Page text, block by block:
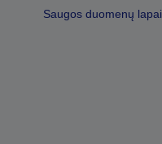
Saugos duomenų lapai